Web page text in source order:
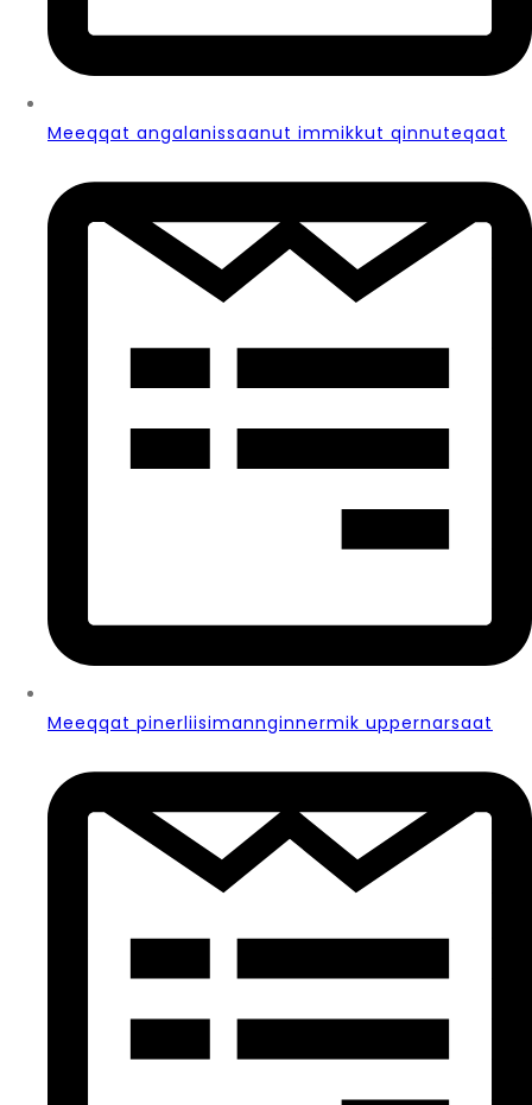
Meeqqat angalanissaanut immikkut qinnuteqaat
Meeqqat pinerliisimannginnermik uppernarsaat